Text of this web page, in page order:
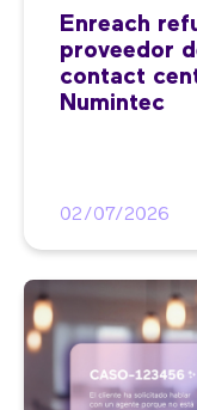
Enreach
proveedor
contact
Numintec
02/07/2026